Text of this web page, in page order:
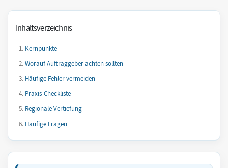
Inhaltsverzeichnis
Kernpunkte
Worauf Auftraggeber achten sollten
Häufige Fehler vermeiden
Praxis-Checkliste
Regionale Vertiefung
Häufige Fragen